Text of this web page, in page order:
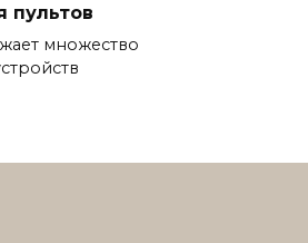
пультов
множество